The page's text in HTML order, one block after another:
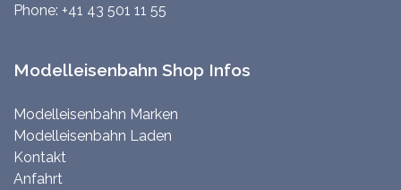
Phone: +41 43 501 11 55
Modelleisenbahn Shop Infos
Modelleisenbahn Marken
Modelleisenbahn Laden
Kontakt
Anfahrt